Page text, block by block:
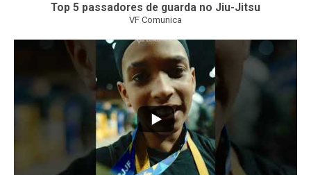
Top 5 passadores de guarda no Jiu-Jitsu
VF Comunica